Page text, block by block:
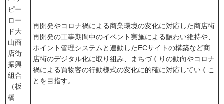
ピー
ロー
ド大
山商
店街
振興
組合
（板
橋
再開発やコロナ禍による商業環境の変化に対応した商店街
再開発の工事期間中のイベント実施による賑わい維持や、
ポイント管理システムと連動したECサイトの構築など商
店街のデジタル化に取り組み、まちづくりの動向やコロナ
禍による買物客の行動様式の変化に的確に対応していくこ
とを目指す。